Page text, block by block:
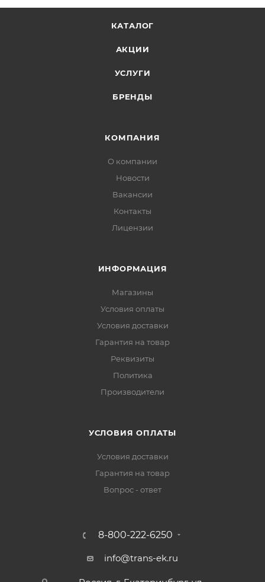
КАТАЛОГ
АКЦИИ
УСЛУГИ
БРЕНДЫ
КОМПАНИЯ
О компании
Новости
Вакансии
Контакты
Лицензии
ИНФОРМАЦИЯ
Магазины
Условия оплаты
Условия доставки
Гарантия на товар
Реквизиты
Политика
Производители
УСЛОВИЯ ОПЛАТЫ
Условия доставки
Гарантия на товар
Вопрос - ответ
8-800-222-6250
info@trans-ek.ru